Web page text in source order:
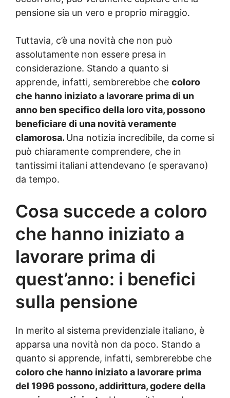
pensione sia un vero e proprio miraggio.
Tuttavia, c’è una novità che non può
assolutamente non essere presa in
considerazione. Stando a quanto si
apprende, infatti, sembrerebbe che coloro
che hanno iniziato a lavorare prima di un
anno ben specifico della loro vita, possono
beneficiare di una novità veramente
clamorosa. Una notizia incredibile, da come si
può chiaramente comprendere, che in
tantissimi italiani attendevano (e speravano)
da tempo.
Cosa succede a coloro
che hanno iniziato a
lavorare prima di
quest’anno: i benefici
sulla pensione
In merito al sistema previdenziale italiano, è
apparsa una novità non da poco. Stando a
quanto si apprende, infatti, sembrerebbe che
coloro che hanno iniziato a lavorare prima
del 1996 possono, addirittura, godere della